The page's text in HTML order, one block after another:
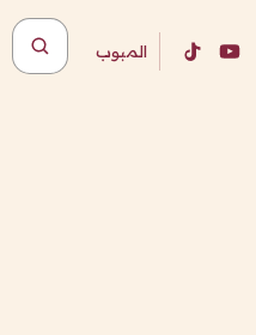
المبوب